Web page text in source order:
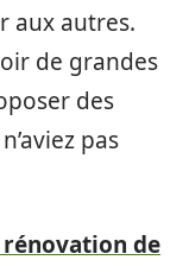
aux autres.
de grandes
des
pas
de